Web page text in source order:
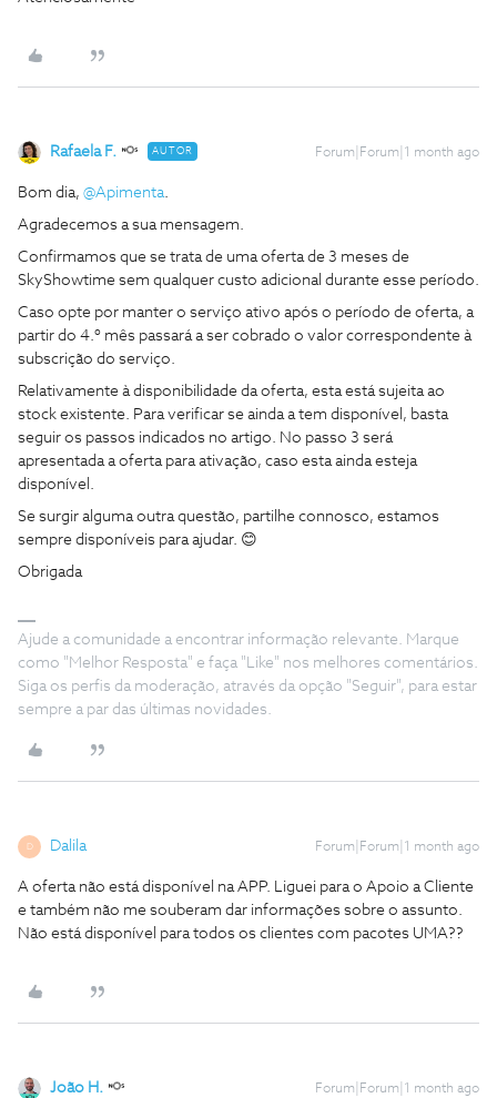
Rafaela F. AUTOR Forum|Forum|1 month ago
Bom dia, ​ @Apimenta.
Agradecemos a sua mensagem.
Confirmamos que se trata de uma oferta de 3 meses de
SkyShowtime sem qualquer custo adicional durante esse período.
Caso opte por manter o serviço ativo após o período de oferta, a
partir do 4.º mês passará a ser cobrado o valor correspondente à
subscrição do serviço.
Relativamente à disponibilidade da oferta, esta está sujeita ao
stock existente. Para verificar se ainda a tem disponível, basta
seguir os passos indicados no artigo. No passo 3 será
apresentada a oferta para ativação, caso esta ainda esteja
disponível.
Se surgir alguma outra questão, partilhe connosco, estamos
sempre disponíveis para ajudar. 😊
Obrigada
Ajude a comunidade a encontrar informação relevante. Marque
como "Melhor Resposta" e faça "Like" nos melhores comentários.
Siga os perfis da moderação, através da opção "Seguir", para estar
sempre a par das últimas novidades.
D Dalila Forum|Forum|1 month ago
A oferta não está disponível na APP. Liguei para o Apoio a Cliente
e também não me souberam dar informações sobre o assunto.
Não está disponível para todos os clientes com pacotes UMA??
João H. Forum|Forum|1 month ago